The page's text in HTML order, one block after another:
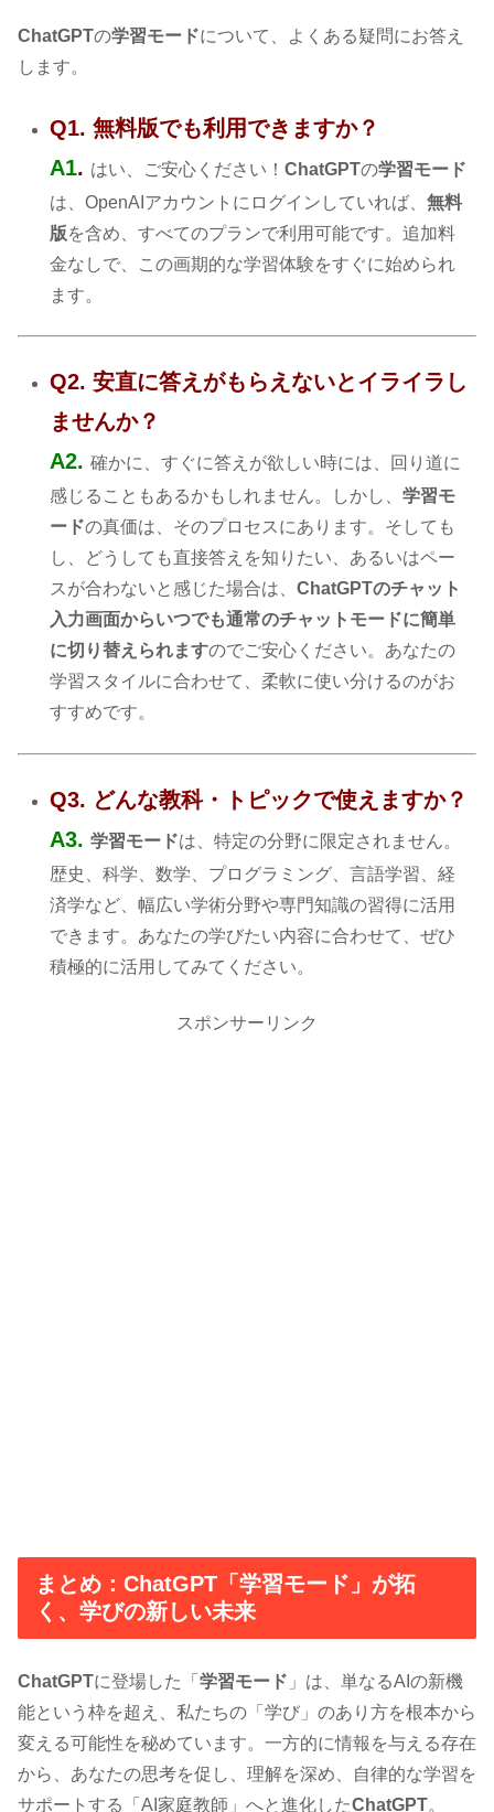
ChatGPTの学習モードについて、よくある疑問にお答え
します。
Q1. 無料版でも利用できますか？
A1. はい、ご安心ください！ChatGPTの学習モード
は、OpenAIアカウントにログインしていれば、無料
版を含め、すべてのプランで利用可能です。追加料
金なしで、この画期的な学習体験をすぐに始められ
ます。
Q2. 安直に答えがもらえないとイライラし
ませんか？
A2.確かに、すぐに答えが欲しい時には、回り道に
感じることもあるかもしれません。しかし、学習モ
ードの真価は、そのプロセスにあります。そしても
し、どうしても直接答えを知りたい、あるいはペー
スが合わないと感じた場合は、ChatGPTのチャット
入力画面からいつでも通常のチャットモードに簡単
に切り替えられますのでご安心ください。あなたの
学習スタイルに合わせて、柔軟に使い分けるのがお
すすめです。
Q3. どんな教科・トピックで使えますか？
A3. 学習モードは、特定の分野に限定されません。
歴史、科学、数学、プログラミング、言語学習、経
済学など、幅広い学術分野や専門知識の習得に活用
できます。あなたの学びたい内容に合わせて、ぜひ
積極的に活用してみてください。
スポンサーリンク
まとめ：ChatGPT「学習モード」が拓
く、学びの新しい未来
ChatGPTに登場した「 学習モード 」は、単なるAIの新機
能という枠を超え、私たちの「学び」のあり方を根本から
変える可能性を秘めています。一方的に情報を与える存在
から、あなたの思考を促し、理解を深め、自律的な学習を
サポートする「AI家庭教師」へと進化したChatGPT。